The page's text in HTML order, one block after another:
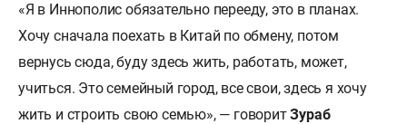
«Я в Иннополис обязательно перееду, это в планах.
Хочу сначала поехать в Китай по обмену, потом
вернусь сюда, буду здесь жить, работать, может,
учиться. Это семейный город, все свои, здесь я хочу
жить и строить свою семью», — говоритЗураб